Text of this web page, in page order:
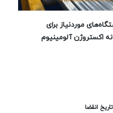
موردنیاز برای
اکستروژن آلومینیوم
انقضا